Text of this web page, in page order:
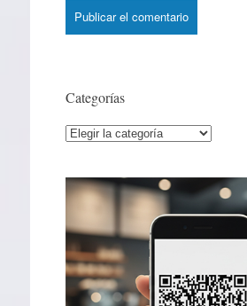
Categorías
Categorías